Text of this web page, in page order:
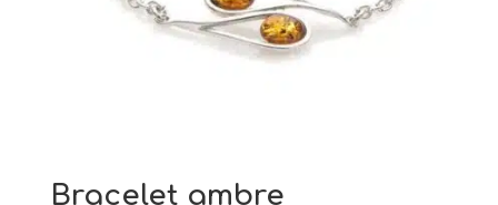
Bracelet ambre